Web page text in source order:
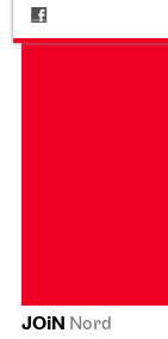
JOiN Nord